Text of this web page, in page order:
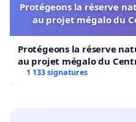
Protégeons la réserve
au projet mégalo du
Protégeons la réserve
au projet mégalo du
1 133 signatures